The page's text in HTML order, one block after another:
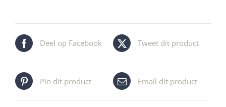
Deel op Facebook Tweet dit product
Pin dit product Email dit product